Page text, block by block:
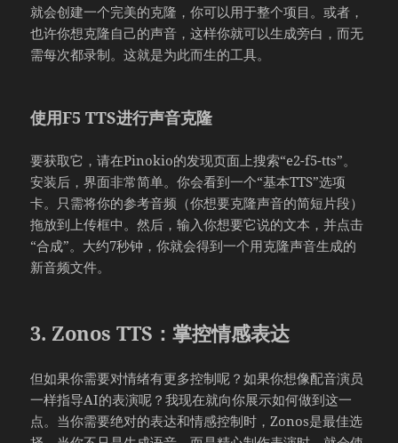
就会创建一个完美的克隆，你可以用于整个项目。或者，
也许你想克隆自己的声音，这样你就可以生成旁白，而无
需每次都录制。这就是为此而生的工具。
使用F5 TTS进行声音克隆
要获取它，请在Pinokio的发现页面上搜索“e2-f5-tts”。
安装后，界面非常简单。你会看到一个“基本TTS”选项
卡。只需将你的参考音频（你想要克隆声音的简短片段）
拖放到上传框中。然后，输入你想要它说的文本，并点击
“合成”。大约7秒钟，你就会得到一个用克隆声音生成的
新音频文件。
3. Zonos TTS：掌控情感表达
但如果你需要对情绪有更多控制呢？如果你想像配音演员
一样指导AI的表演呢？我现在就向你展示如何做到这一
点。当你需要绝对的表达和情感控制时，Zonos是最佳选